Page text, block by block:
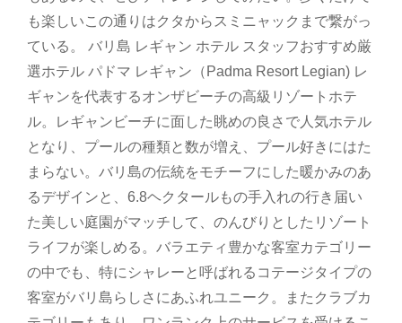
も楽しいこの通りはクタからスミニャックまで繋がっ
ている。 バリ島 レギャン ホテル スタッフおすすめ厳
選ホテル パドマ レギャン（Padma Resort Legian) レ
ギャンを代表するオンザビーチの高級リゾートホテ
ル。レギャンビーチに面した眺めの良さで人気ホテル
となり、プールの種類と数が増え、プール好きにはた
まらない。バリ島の伝統をモチーフにした暖かみのあ
るデザインと、6.8ヘクタールもの手入れの行き届い
た美しい庭園がマッチして、のんびりとしたリゾート
ライフが楽しめる。バラエティ豊かな客室カテゴリー
の中でも、特にシャレーと呼ばれるコテージタイプの
客室がバリ島らしさにあふれユニーク。またクラブカ